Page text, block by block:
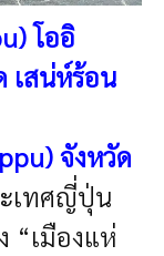
โออิ
เสน่ห์ร้อน
จังหวัด
เทศญี่ปุ่น
“เมืองแห่